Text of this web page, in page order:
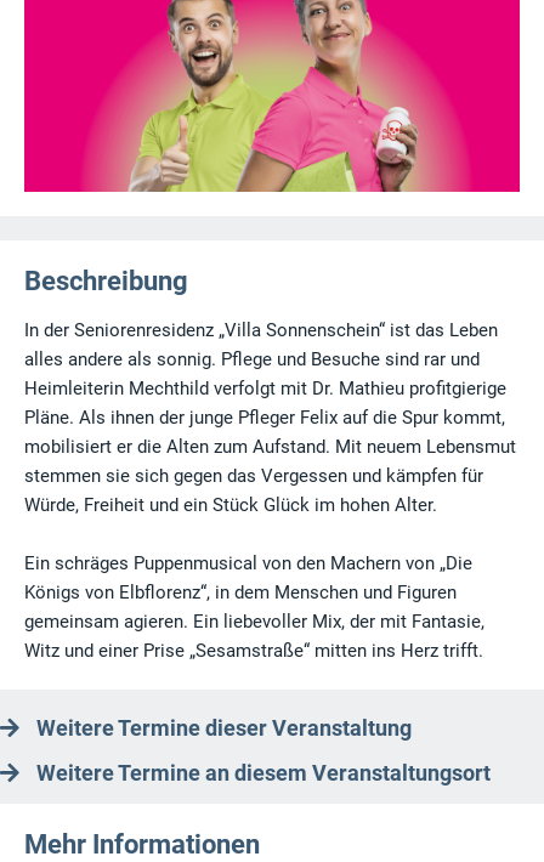
Beschreibung
In der Seniorenresidenz „Villa Sonnenschein“ ist das Leben
alles andere als sonnig. Pflege und Besuche sind rar und
Heimleiterin Mechthild verfolgt mit Dr. Mathieu profitgierige
Pläne. Als ihnen der junge Pfleger Felix auf die Spur kommt,
mobilisiert er die Alten zum Aufstand. Mit neuem Lebensmut
stemmen sie sich gegen das Vergessen und kämpfen für
Würde, Freiheit und ein Stück Glück im hohen Alter.
Ein schräges Puppenmusical von den Machern von „Die
Königs von Elbflorenz“, in dem Menschen und Figuren
gemeinsam agieren. Ein liebevoller Mix, der mit Fantasie,
Witz und einer Prise „Sesamstraße“ mitten ins Herz trifft.
Weitere Termine dieser Veranstaltung
Weitere Termine an diesem Veranstaltungsort
Mehr Informationen